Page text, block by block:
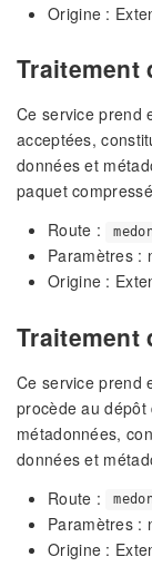
Origine :
Traitement
Ce service prend
acceptées,
données et
paquet
Route :
Paramètres :
Origine :
Traitement
Ce service prend
procède au
métadonnées,
données et
Route :
Paramètres :
Origine :